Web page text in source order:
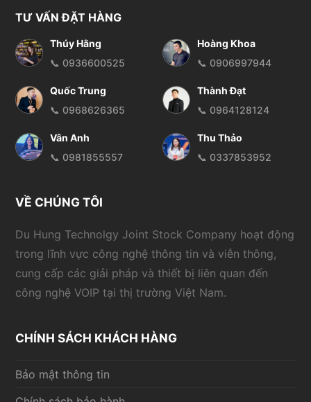
TƯ VẤN ĐẶT HÀNG
Thúy Hằng
📞 0936600525
Hoàng Khoa
📞 0906997944
Quốc Trung
📞 0968626365
Thành Đạt
📞 0964128124
Vân Anh
📞 0981855557
Thu Thảo
📞 0337853952
VỀ CHÚNG TÔI
Du Hung Technolgy Joint Stock Company hoạt động
trong lĩnh vực công nghệ thông tin và viễn thông,
cung cấp các giải pháp và thiết bị liên quan đến
công nghệ VOIP tại thị trường Việt Nam.
CHÍNH SÁCH KHÁCH HÀNG
Bảo mật thông tin